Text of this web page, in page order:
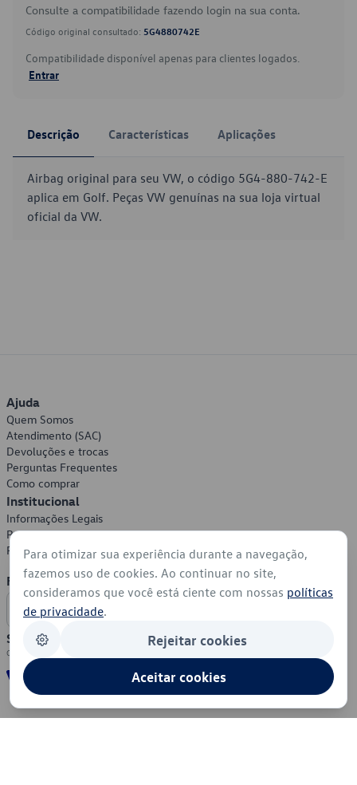
Consulte a compatibilidade fazendo login na sua conta.
Código original consultado: 5G4880742E
Compatibilidade disponível apenas para clientes logados.
Entrar
Descrição Características Aplicações
Airbag original para seu VW, o código 5G4-880-742-E
aplica em Golf. Peças VW genuínas na sua loja virtual
oficial da VW.
Ajuda
Quem Somos
Atendimento (SAC)
Devoluções e trocas
Perguntas Frequentes
Como comprar
Institucional
Informações Legais
Política de Privacidade
Política de Cookies
Formas de Pagamento
Segurança
Para otimizar sua experiência durante a navegação,
fazemos uso de cookies. Ao continuar no site,
consideramos que você está ciente com nossas políticas
de privacidade.
Rejeitar cookies
Aceitar cookies